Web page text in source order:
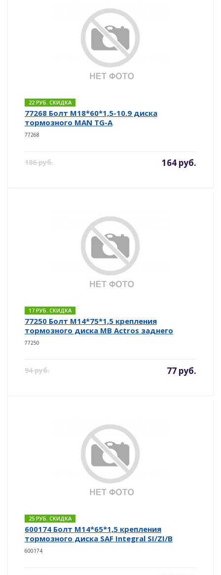
22 РУБ. СКИДКА
77268 Болт М18*60*1,5-10.9 диска
тормозного MAN TG-A
77268
186 руб. 164 руб.
17 РУБ. СКИДКА
77250 Болт М14*75*1,5 крепления
тормозного диска MB Actros заднего
77250
94 руб. 77 руб.
25 РУБ. СКИДКА
600174 Болт М14*65*1,5 крепления
тормозного диска SAF Integral SI/ZI/B
600174